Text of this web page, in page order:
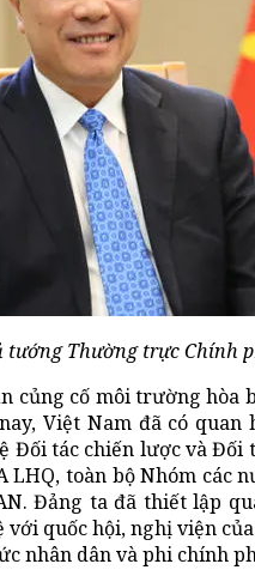
tướng Thường trực Chính
củng cố môi trường
Việt Nam đã có quan
Đối tác chiến lược và Đối
toàn bộ Nhóm các
Đảng ta đã thiết lập
với quốc hội, nghị viện
nhân dân và phi chính